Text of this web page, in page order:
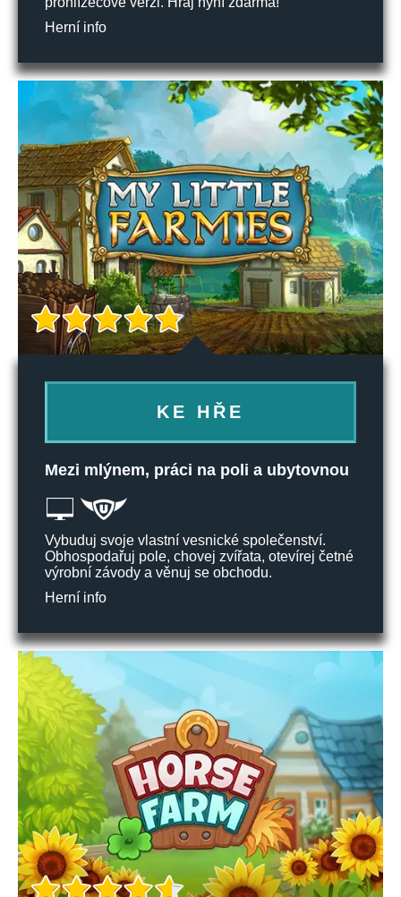
Herní info
KE HŘE
Mezi mlýnem, práci na poli a ubytovnou
Vybuduj svoje vlastní vesnické společenství.
Obhospodařuj pole, chovej zvířata, otevírej četné
výrobní závody a věnuj se obchodu.
Herní info